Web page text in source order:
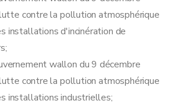
4 Modalités de perception des amendes administratives visées à l'article 76 du décret
contre la pollution atmosphérique
installations d'incinération de
wallon du 9 décembre
contre la pollution atmosphérique
installations industrielles;